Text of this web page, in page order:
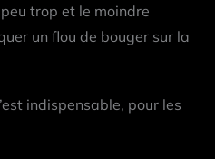
trop et le moindre
un flou de bouger sur la
indispensable, pour les